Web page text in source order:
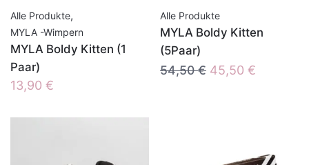
Alle Produkte,
MYLA -Wimpern
MYLA Boldy Kitten (1
Paar)
13,90 €
Alle Produkte
MYLA Boldy Kitten
(5Paar)
54,50€ Ursprünglicher
45,50 €